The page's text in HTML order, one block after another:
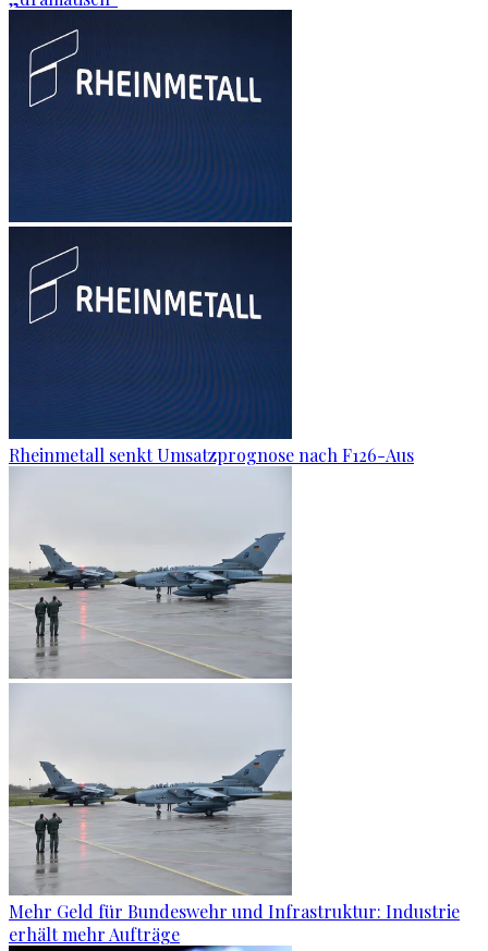
Rheinmetall senkt Umsatzprognose nach F126-Aus
Mehr Geld für Bundeswehr und Infrastruktur: Industrie
erhält mehr Aufträge